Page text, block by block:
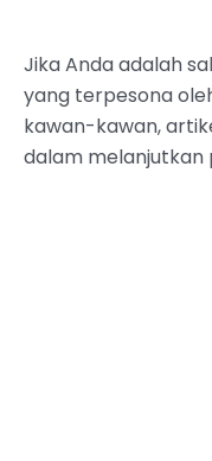
Jika Anda adalah
yang terpesona
kawan-kawan,
dalam